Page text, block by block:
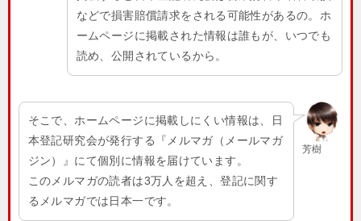
などで損害賠償請求をされる可能性があるの。ホ
ームページに掲載された情報は誰もが、いつでも
読め、公開されているから。
芳樹
そこで、ホームページに掲載しにくい情報は、日
本登記研究会が発行する『メルマガ（メールマガ
ジン）』にて個別に情報を届けています。
このメルマガの読者は3万人を超え、登記に関す
るメルマガでは日本一です。